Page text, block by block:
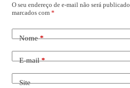
O seu endereço de e-mail não será publicado.
marcados com *
Nome*
E-mail*
Site